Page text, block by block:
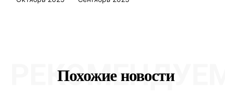
Похожие новости